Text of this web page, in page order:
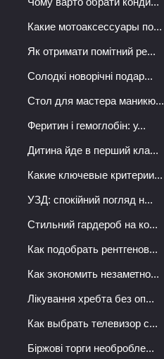
Какие мотоаксессуары по...
Як отримати помітний ре...
Солодкі новорічні подар...
Стол для мастера маникю...
Феритин і гемоглобін: у...
Дитина йде в перший кла...
Какие ключевые критерии...
УЗД: спокійний погляд н...
Стильний гардероб на ко...
Как подобрать рентгенов...
Как экономить незаметно...
Лікування хребта без оп...
Как выбрать телевизор с...
Біржові торги необробле...